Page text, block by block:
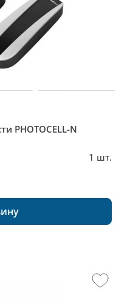
PHOTOCELL-N
1 шт.